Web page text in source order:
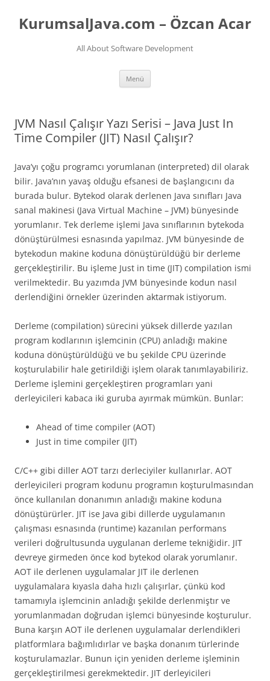
KurumsalJava.com – Özcan Acar
All About Software Development
Menü
JVM Nasıl Çalışır Yazı Serisi – Java Just In
Time Compiler (JIT) Nasıl Çalışır?
Java’yı çoğu programcı yorumlanan (interpreted) dil olarak
bilir. Java’nın yavaş olduğu efsanesi de başlangıcını da
burada bulur. Bytekod olarak derlenen Java sınıfları Java
sanal makinesi (Java Virtual Machine – JVM) bünyesinde
yorumlanır. Tek derleme işlemi Java sınıflarının bytekoda
dönüştürülmesi esnasında yapılmaz. JVM bünyesinde de
bytekodun makine koduna dönüştürüldüğü bir derleme
gerçekleştirilir. Bu işleme Just in time (JIT) compilation ismi
verilmektedir. Bu yazımda JVM bünyesinde kodun nasıl
derlendiğini örnekler üzerinden aktarmak istiyorum.
Derleme (compilation) sürecini yüksek dillerde yazılan
program kodlarının işlemcinin (CPU) anladığı makine
koduna dönüştürüldüğü ve bu şekilde CPU üzerinde
koşturulabilir hale getirildiği işlem olarak tanımlayabiliriz.
Derleme işlemini gerçekleştiren programları yani
derleyicileri kabaca iki guruba ayırmak mümkün. Bunlar:
Ahead of time compiler (AOT)
Just in time compiler (JIT)
C/C++ gibi diller AOT tarzı derleciyiler kullanırlar. AOT
derleyicileri program kodunu programın koşturulmasından
önce kullanılan donanımın anladığı makine koduna
dönüştürürler. JIT ise Java gibi dillerde uygulamanın
çalışması esnasında (runtime) kazanılan performans
verileri doğrultusunda uygulanan derleme tekniğidir. JIT
devreye girmeden önce kod bytekod olarak yorumlanır.
AOT ile derlenen uygulamalar JIT ile derlenen
uygulamalara kıyasla daha hızlı çalışırlar, çünkü kod
tamamıyla işlemcinin anladığı şekilde derlenmiştır ve
yorumlanmadan doğrudan işlemci bünyesinde koşturulur.
Buna karşın AOT ile derlenen uygulamalar derlendikleri
platformlara bağımlıdırlar ve başka donanım türlerinde
koşturulamazlar. Bunun için yeniden derleme işleminin
gerçekleştirilmesi gerekmektedir. JIT derleyicileri